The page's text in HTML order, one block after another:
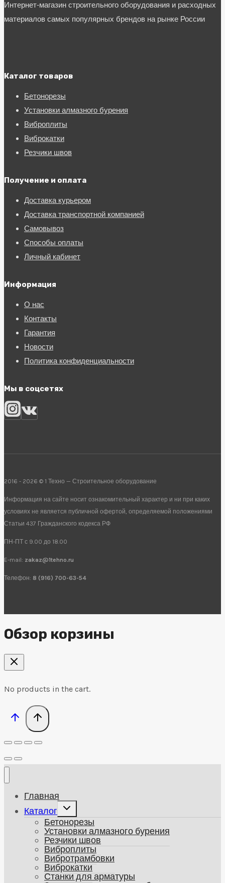
Интернет-магазин строительного оборудования и расходных
материалов самых популярных брендов на рынке России
Каталог товаров
Бетонорезы
Установки алмазного бурения
Виброплиты
Виброкатки
Резчики швов
Получение и оплата
Доставка курьером
Доставка транспортной компанией
Самовывоз
Способы оплаты
Личный кабинет
Информация
О нас
Контакты
Гарантия
Новости
Политика конфиденциальности
Мы в соцсетях
2016 - 2026 © 1 Техно — Строительное оборудование
Информация на сайте носит ознакомительный характер и ни при каких
условиях не является публичной офертой, определяемой положениями
Статьи 437 Гражданского кодекса РФ
ПН-ПТ с 9.00 до 18.00
E-mail: zakaz@1tehno.ru
Телефон: 8 (916) 700-63-54
Обзор корзины
No products in the cart.
Главная
Каталог
Развернуть
дочернее
меню
Бетонорезы
Установки алмазного бурения
Резчики швов
Виброплиты
Вибротрамбовки
Виброкатки
Станки для арматуры